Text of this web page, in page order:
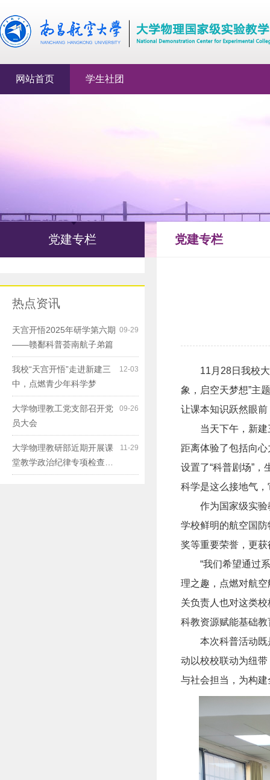
网站首页 学生社团
党建专栏
热点资讯
09-29
天宫开悟2025年研学第六期
——赣鄱科普荟南航子弟篇
12-03
我校“天宫开悟”走进新建三
中，点燃青少年科学梦
09-26
大学物理教工党支部召开党
员大会
11-29
大学物理教研部近期开展课
堂教学政治纪律专项检查…
党建专栏
11月28日我校
象，启空天梦想”主
让课本知识跃然眼
当天下午，新
距离体验了包括向
设置了“科普剧场”
科学是这么接地气
作为国家级实
学校鲜明的航空国
奖等重要荣誉，更
“我们希望通过
理之趣，点燃对航
关负责人也对这类
科教资源赋能基础
本次科普活动
动以校校联动为纽
与社会担当，为构